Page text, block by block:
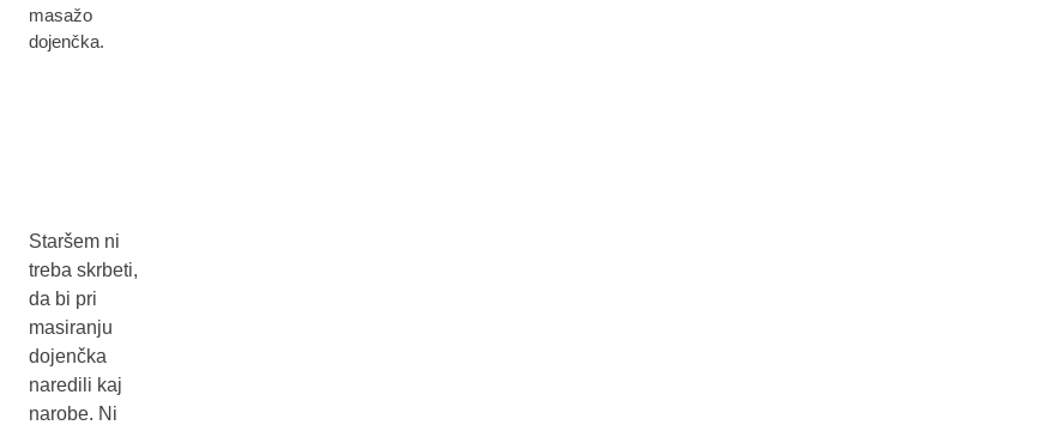
masažo
dojenčka.
Staršem ni
treba skrbeti,
da bi pri
masiranju
dojenčka
naredili kaj
narobe. Ni